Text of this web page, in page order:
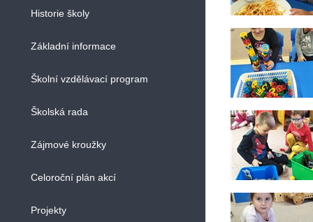
Historie školy
Základní informace
Školní vzdělávací program
Školská rada
Zájmové kroužky
Celoroční plán akcí
Projekty